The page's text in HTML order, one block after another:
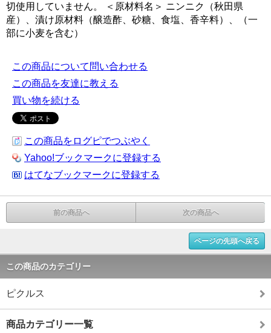
切使用していません。 ＜原材料名＞ ニンニク（秋田県
産）、漬け原材料（醸造酢、砂糖、食塩、香辛料）、（一
部に小麦を含む）
この商品について問い合わせる
この商品を友達に教える
買い物を続ける
この商品をログピでつぶやく
Yahoo!ブックマークに登録する
はてなブックマークに登録する
前の商品へ 次の商品へ
ページの先頭へ戻る
この商品のカテゴリー
ピクルス
商品カテゴリー一覧